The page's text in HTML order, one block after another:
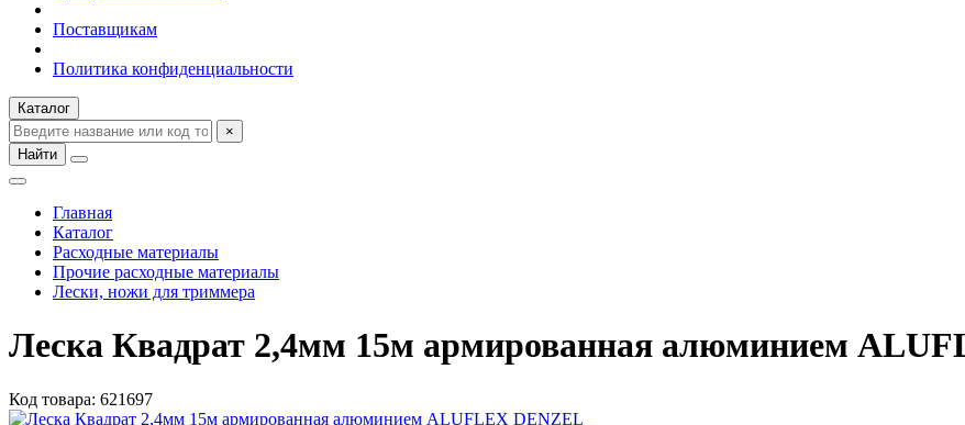
Поставщикам
Политика конфиденциальности
Каталог
×
Найти
Главная
Каталог
Расходные материалы
Прочие расходные материалы
Лески, ножи для триммера
Леска Квадрат 2,4мм 15м армированная алюминием
Код товара: 621697